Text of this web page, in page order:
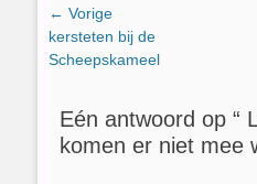
Bericht
navigatie
← Vorige
Vorig
bericht:
kersteten bij de
Scheepskameel
Eén antwoord op “
komen er niet mee